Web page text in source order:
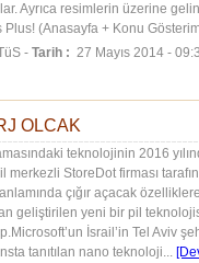
Ayrıca resimlerin üzerine
Plus! (Anasayfa + Konu
-Tarih : 27 Mayıs 2014 -
OLCAK
teknolojinin 2016
merkezli StoreDot firması
çığır açacak
geliştirilen yeni bir pil
İsrail’in Tel Aviv
tanıtılan nano teknoloji...